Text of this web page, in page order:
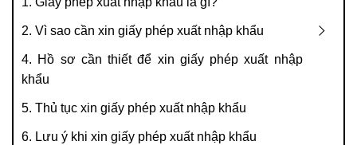
2. Vì sao cần xin giấy phép xuất nhập khẩu
4. Hồ sơ cần thiết để xin giấy phép xuất nhập
khẩu
5. Thủ tục xin giấy phép xuất nhập khẩu
6. Lưu ý khi xin giấy phép xuất nhập khẩu